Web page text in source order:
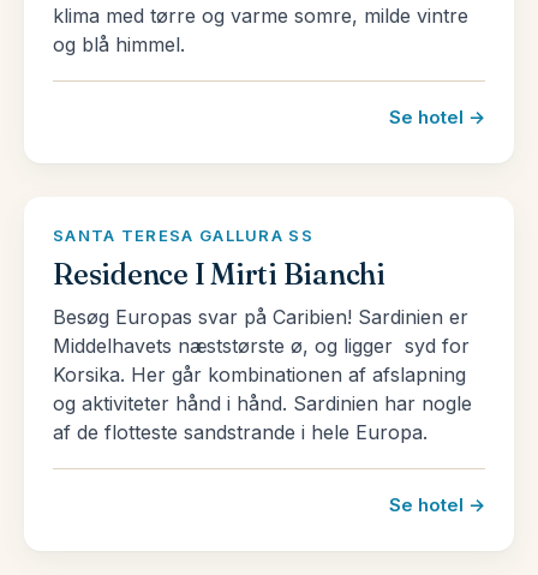
klima med tørre og varme somre, milde vintre
og blå himmel.
Se hotel →
SANTA TERESA GALLURA SS
Residence I Mirti Bianchi
Besøg Europas svar på Caribien! Sardinien er
Middelhavets næststørste ø, og ligger syd for
Korsika. Her går kombinationen af afslapning
og aktiviteter hånd i hånd. Sardinien har nogle
af de flotteste sandstrande i hele Europa.
Se hotel →